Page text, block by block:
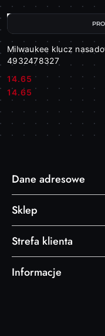
Milwaukee klucz
4932478327
Cena:
14.65
Cena:
14.65
Dane adresowe
Sklep
Strefa klienta
Informacje